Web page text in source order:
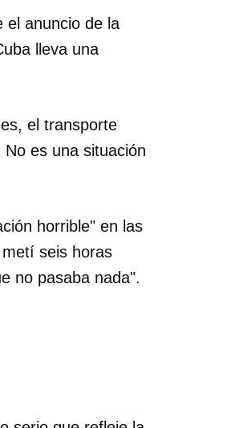
el anuncio de la
lleva una
el transporte
es una situación
horrible" en las
seis horas
no pasaba nada".